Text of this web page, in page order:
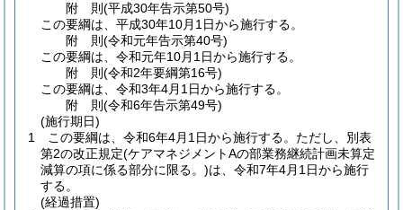
附 則(平成30年告示第50号)
この要綱は、平成30年10月1日から施行する。
附 則(令和元年告示第40号)
この要綱は、令和元年10月1日から施行する。
附 則(令和2年要綱第16号)
この要綱は、令和3年4月1日から施行する。
附 則(令和6年告示第49号)
(施行期日)
1
この要綱は、令和6年4月1日から施行する。 ただし、別表
第2の改正規定(ケアマネジメントAの部業務継続計画未算定
減算の項に係る部分に限る。)は、令和7年4月1日から施行
する。
(経過措置)